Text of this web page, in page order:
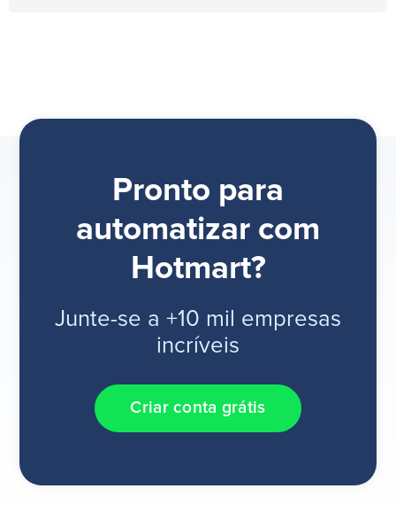
Pronto para
automatizar com
Hotmart?
Junte-se a +10 mil empresas
incríveis
Criar conta grátis